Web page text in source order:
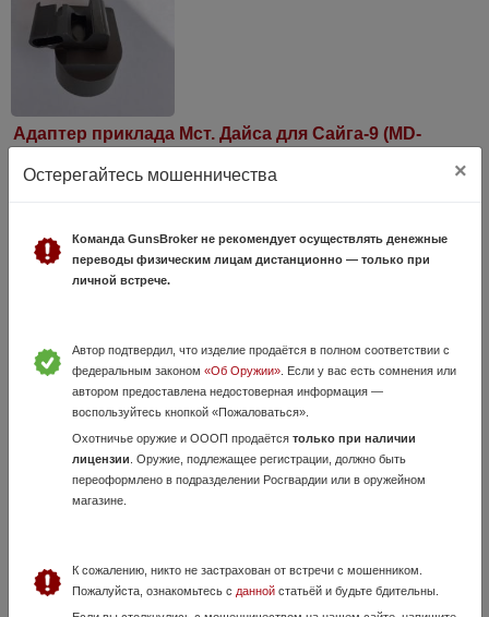
Адаптер приклада Мст. Дайса для Сайга-9 (MD-
30 Июля, в 20:49
Адаптер устанавливается в место складного приклада в лево,
позволяет использовать телескопическую трубу приклада.
Устанавливается на Сайга 9 и ей подобные а также АК/Сайга и их
15 000 руб.
Свердловская область, Екатеринбург
Остерегайтесь мошенничества ×
Команда GunsBroker не рекомендует осуществлять денежные
переводы физическим лицам дистанционно — только при
личной встрече.
Автор подтвердил, что изделие продаётся в полном соответствии с
федеральным законом «Об Оружии». Если у вас есть сомнения или
автором предоставлена недостоверная информация —
воспользуйтесь кнопкой «Пожаловаться».
Охотничье оружие и ОООП продаётся только при наличии
лицензии . Оружие, подлежащее регистрации, должно быть
переоформлено в подразделении Росгвардии или в оружейном
магазине.
К сожалению, никто не застрахован от встречи с мошенником.
Пожалуйста, ознакомьтесь с даннойстатьёй и будьте бдительны.